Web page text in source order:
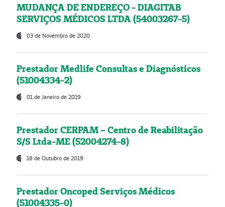
MUDANÇA DE ENDEREÇO - DIAGITAB
SERVIÇOS MÉDICOS LTDA (54003267-5)
03 de Novembro de 2020
Prestador Medlife Consultas e Diagnósticos
(51004334-2)
01 de Janeiro de 2019
Prestador CERPAM – Centro de Reabilitação
S/S Ltda-ME (52004274-8)
18 de Outubro de 2019
Prestador Oncoped Serviços Médicos
(51004335-0)